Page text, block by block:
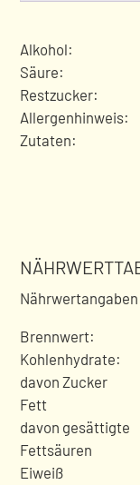
Alkohol:
Säure:
Restzucker:
Allergenhinweis:
Zutaten:
Nährwertangaben
Brennwert:
Kohlenhydrate:
davon Zucker
Fett
davon gesättigte
Fettsäuren
Eiweiß